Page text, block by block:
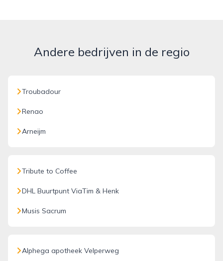
Andere bedrijven in de regio
Troubadour
Renao
Arneijm
Tribute to Coffee
DHL Buurtpunt ViaTim & Henk
Musis Sacrum
Alphega apotheek Velperweg